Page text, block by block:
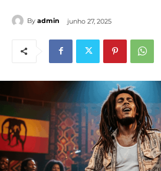
By admin junho 27, 2025